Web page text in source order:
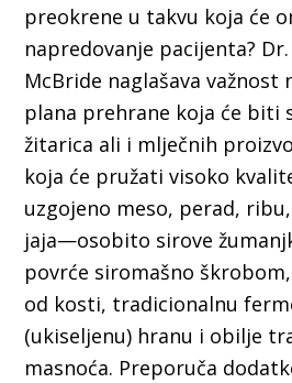
preokrene u takvu koja će
napredovanje pacijenta?
McBride naglašava
plana prehrane koja će biti
žitarica ali i mlječnih
koja će pružati visoko
uzgojeno meso, perad,
jaja—osobito sirove
povrće siromašno
od kosti, tradicionalnu
(ukiseljenu) hranu i obilje
masnoća. Preporuča